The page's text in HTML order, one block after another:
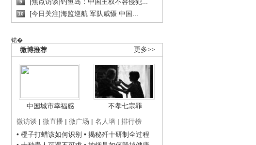
9
10 [今日关注]海监巡航 军队威慑 中国...
锘�
更多>>
微博推荐
中国城市幸福感
不孝七宗罪
微访谈 | 微直播 | 微广场 | 名人墙 | 排行榜
• 橙子打蜡该如何识别 • 揭秘歼十研制全过程